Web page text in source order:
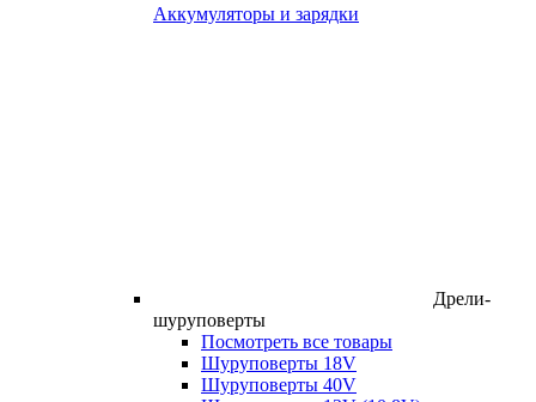
Аккумуляторы и зарядки
Дрели-
шуруповерты
Посмотреть все товары
Шуруповерты 18V
Шуруповерты 40V